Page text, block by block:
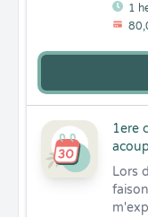
1
1ere
Lors